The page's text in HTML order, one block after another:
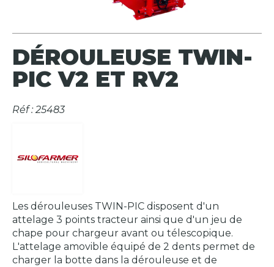
DÉROULEUSE TWIN-
PIC V2 ET RV2
Réf : 25483
Les dérouleuses TWIN-PIC disposent d'un
attelage 3 points tracteur ainsi que d'un jeu de
chape pour chargeur avant ou télescopique.
L'attelage amovible équipé de 2 dents permet de
charger la botte dans la dérouleuse et de